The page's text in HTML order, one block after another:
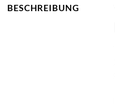
BESCHREIBUNG